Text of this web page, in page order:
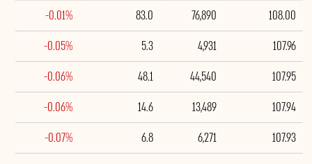
108.00
76,890
83.0
-0.01%
107.96
4,931
5.3
-0.05%
107.95
44,540
48.1
-0.06%
107.94
13,489
14.6
-0.06%
107.93
6,271
6.8
-0.07%